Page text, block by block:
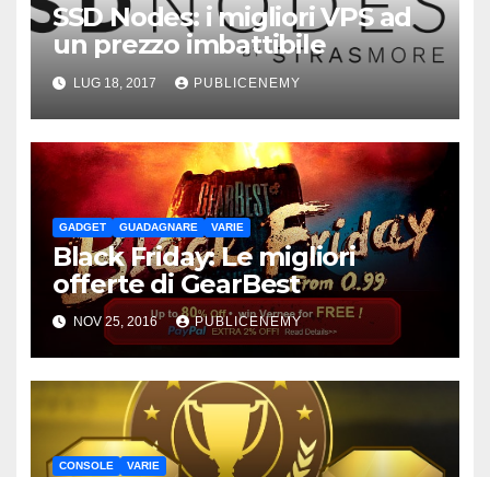
SSD Nodes: i migliori VPS ad
un prezzo imbattibile
LUG 18, 2017 PUBLICENEMY
GADGET GUADAGNARE VARIE
Black Friday: Le migliori
offerte di GearBest
NOV 25, 2016 PUBLICENEMY
CONSOLE VARIE